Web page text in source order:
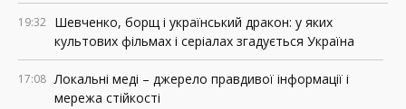
19:32 Шевченко, борщ і український дракон: у яких
культових фільмах і серіалах згадується Україна
17:08 Локальні меді – джерело правдивої інформації і
мережа стійкості